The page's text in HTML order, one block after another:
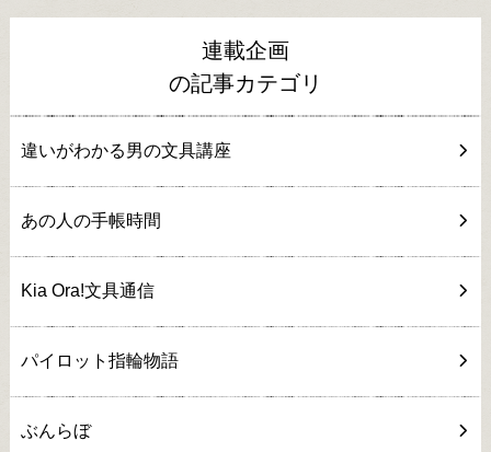
連載企画
の記事カテゴリ
違いがわかる男の文具講座
あの人の手帳時間
Kia Ora!文具通信
パイロット指輪物語
ぶんらぼ